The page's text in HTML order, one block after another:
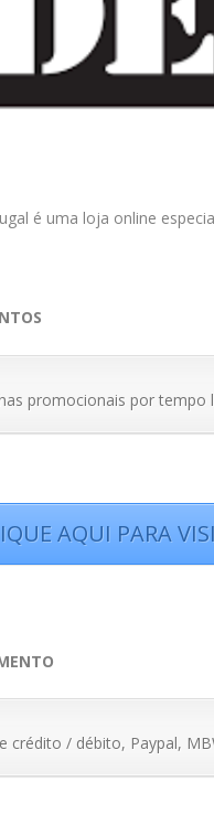
é uma loja online
promocionais por tempo
AQUI PARA
crédito / débito, Paypal,